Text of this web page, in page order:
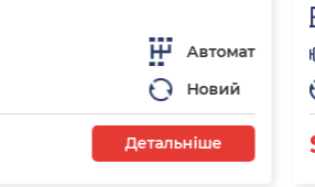
Автомат
Новий
Детальніше